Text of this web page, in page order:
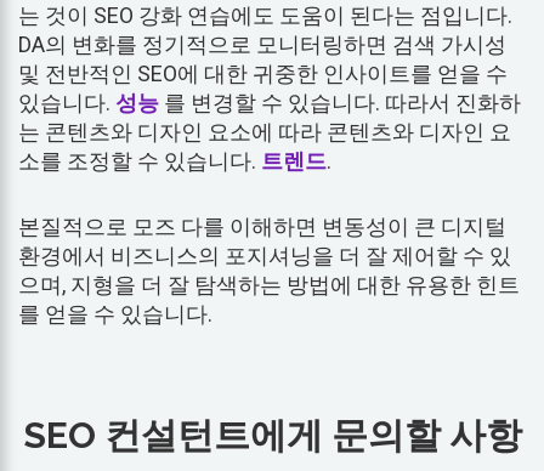
는 것이 SEO 강화 연습에도 도움이 된다는 점입니다.
DA의 변화를 정기적으로 모니터링하면 검색 가시성
및 전반적인 SEO에 대한 귀중한 인사이트를 얻을 수
있습니다. 성능 를 변경할 수 있습니다. 따라서 진화하
는 콘텐츠와 디자인 요소에 따라 콘텐츠와 디자인 요
소를 조정할 수 있습니다. 트렌드.
본질적으로 모즈 다를 이해하면 변동성이 큰 디지털
환경에서 비즈니스의 포지셔닝을 더 잘 제어할 수 있
으며, 지형을 더 잘 탐색하는 방법에 대한 유용한 힌트
를 얻을 수 있습니다.
SEO 컨설턴트에게 문의할 사항